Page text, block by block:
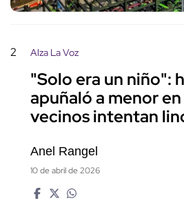
2 Alza La Voz
"Solo era un niño":
apuñaló a menor
vecinos intentan
Anel Rangel
10 de abril de 2026